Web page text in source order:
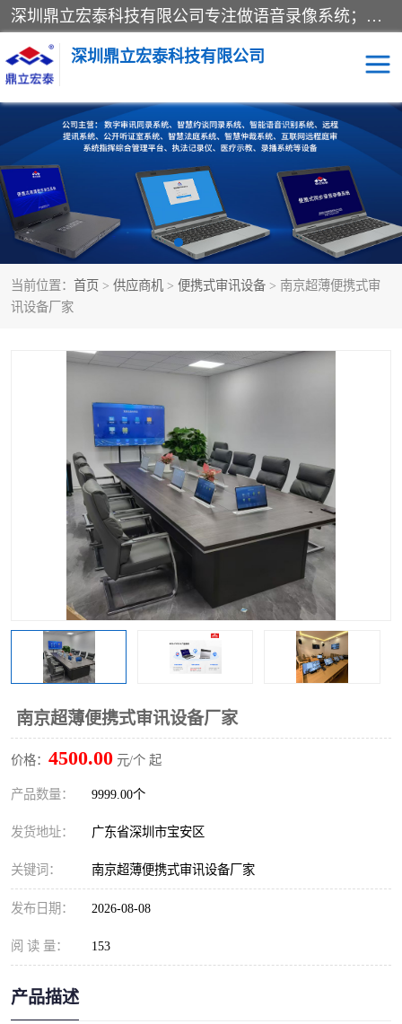
深圳鼎立宏泰科技有限公司专注做语音录像系统；主要服务有：约谈室同步录音录像系统、设计数字询问同步录音录像、数字约谈室同步录音录像、公开听证室、智慧庭审、智能语音识别转写、远程提讯（提审）、记录仪、远程指挥综合管理平台、录播系统等
深圳鼎立宏泰科技有限公司
当前位置： 首页 > 供应商机 > 便携式审讯设备 > 南京超薄便携式审
讯设备厂家
南京超薄便携式审讯设备厂家
价格： 4500.00 元/个 起
产品数量： 9999.00个
发货地址： 广东省深圳市宝安区
关键词： 南京超薄便携式审讯设备厂家
发布日期： 2026-08-08
阅 读 量： 153
产品描述
同步录音录像设备 便携式审讯设备
数字法庭 听证室
远程提讯 语音识别